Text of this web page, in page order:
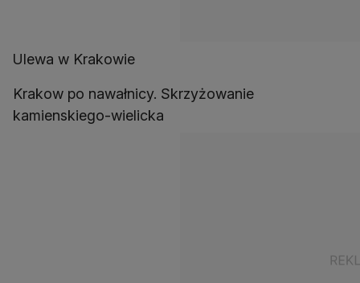
Ulewa w Krakowie
Krakow po nawałnicy. Skrzyżowanie
kamienskiego-wielicka